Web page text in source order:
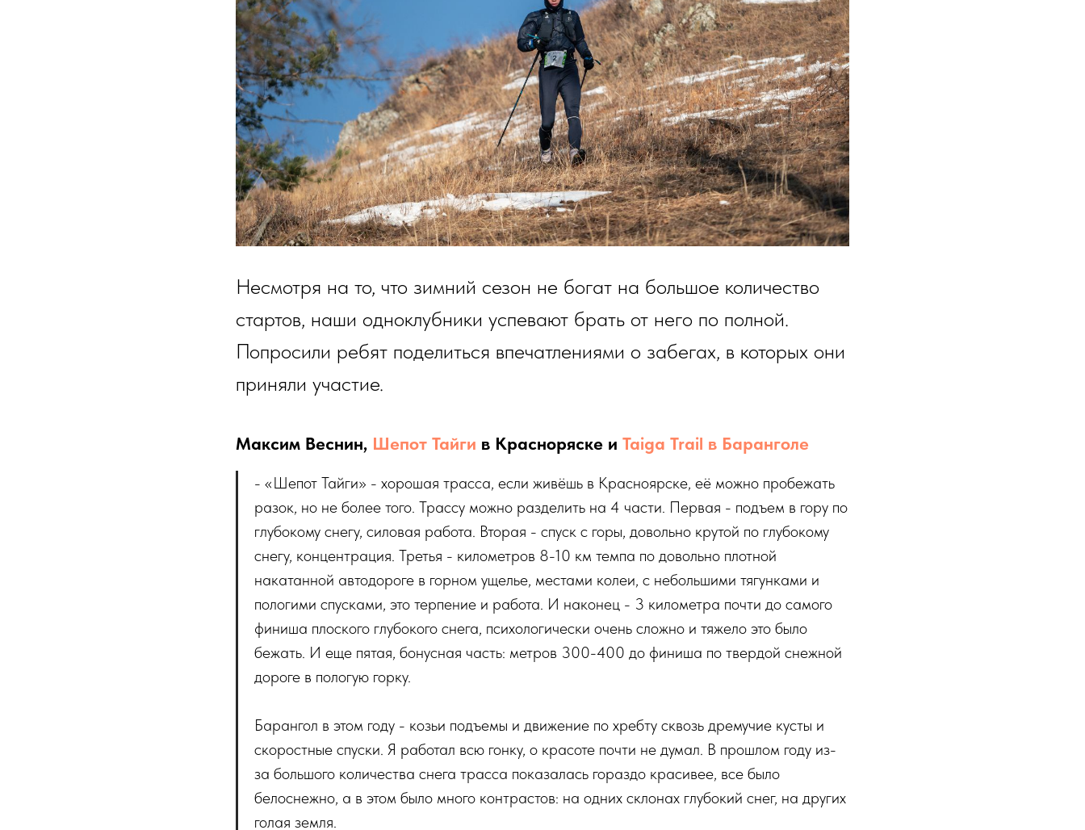
Несмотря на то, что зимний сезон не богат на большое количество
стартов, наши одноклубники успевают брать от него по полной.
Попросили ребят поделиться впечатлениями о забегах, в которых они
приняли участие.
Максим Веснин, Шепот Тайги в Красноряске и Taiga Trail в Баранголе
- «Шепот Тайги» - хорошая трасса, если живёшь в Красноярске, её можно пробежать
разок, но не более того. Трассу можно разделить на 4 части. Первая - подъем в гору по
глубокому снегу, силовая работа. Вторая - спуск с горы, довольно крутой по глубокому
снегу, концентрация. Третья - километров 8-10 км темпа по довольно плотной
накатанной автодороге в горном ущелье, местами колеи, с небольшими тягунками и
пологими спусками, это терпение и работа. И наконец - 3 километра почти до самого
финиша плоского глубокого снега, психологически очень сложно и тяжело это было
бежать. И еще пятая, бонусная часть: метров 300-400 до финиша по твердой снежной
дороге в пологую горку.
Барангол в этом году - козьи подъемы и движение по хребту сквозь дремучие кусты и
скоростные спуски. Я работал всю гонку, о красоте почти не думал. В прошлом году из-
за большого количества снега трасса показалась гораздо красивее, все было
белоснежно, а в этом было много контрастов: на одних склонах глубокий снег, на других
голая земля.